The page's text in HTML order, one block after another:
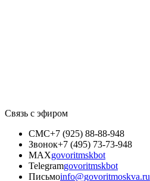
Связь с эфиром
СМС+7 (925) 88-88-948
Звонок+7 (495) 73-73-948
MAXgovoritmskbot
Telegramgovoritmskbot
Письмоinfo@govoritmoskva.ru